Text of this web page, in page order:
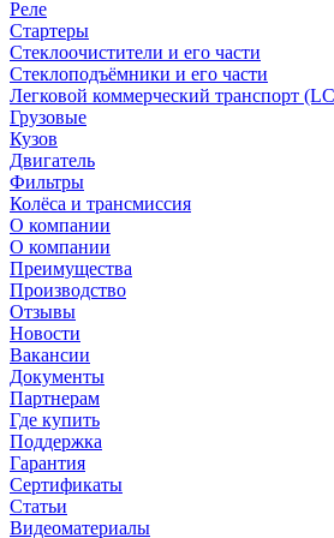
Реле
Стартеры
Стеклоочистители и его части
Стеклоподъёмники и его части
Легковой коммерческий транспорт
Грузовые
Кузов
Двигатель
Фильтры
Колёса и трансмиссия
О компании
О компании
Преимущества
Производство
Отзывы
Новости
Вакансии
Документы
Партнерам
Где купить
Поддержка
Гарантия
Сертификаты
Статьи
Видеоматериалы